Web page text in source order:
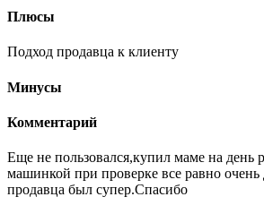
Плюсы
Подход продавца к клиенту
Минусы
Комментарий
Еще не пользовался,купил маме на день
машинкой при проверке все равно
продавца был супер.Спасибо